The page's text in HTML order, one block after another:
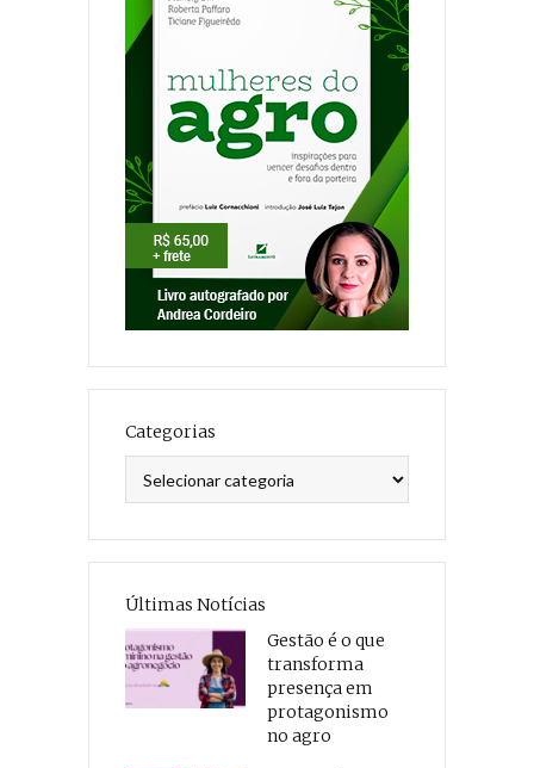
Categorias
Últimas Notícias
Gestão é o que
transforma
presença em
protagonismo
no agro